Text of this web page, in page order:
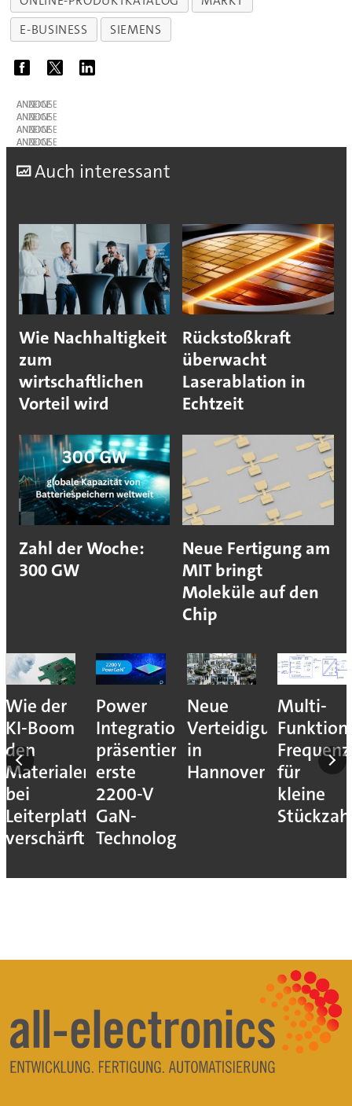
E-BUSINESS
SIEMENS
ANZEIGE
ANZEIGE
ANZEIGE
ANZEIGE
Auch interessant
Wie Nachhaltigkeit
zum
wirtschaftlichen
Vorteil wird
Rückstoßkraft
überwacht
Laserablation in
Echtzeit
Zahl der Woche:
300 GW
Neue Fertigung am
MIT bringt
Moleküle auf den
Chip
Wie der
KI-Boom
den
Materialengpass
bei
Leiterplatten
verschärft
Power
Integrations
präsentiert
erste
2200-V
GaN-
Technologie
Neue
Verteidigungsmesse
in
Hannover
Multi-
für
kleine